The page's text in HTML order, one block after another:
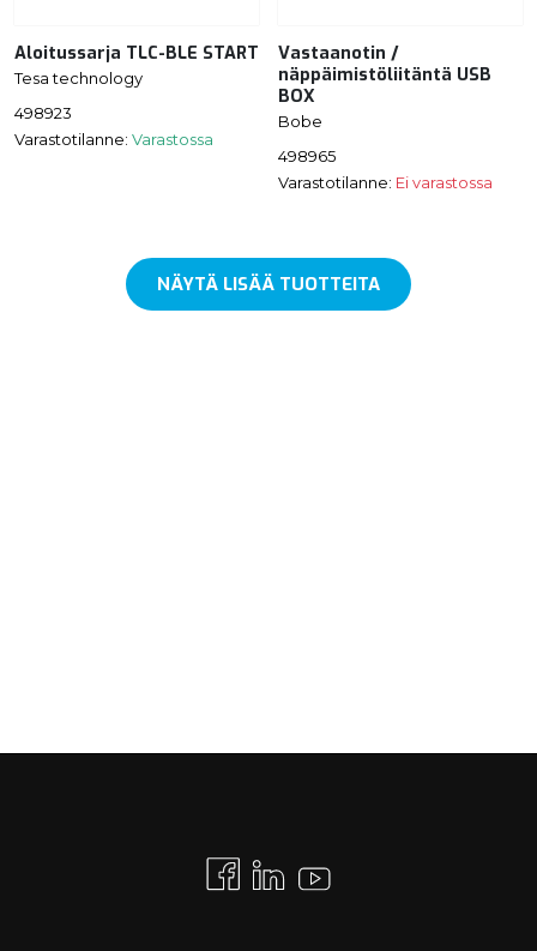
Aloitussarja TLC-BLE START
Tesa technology
498923
Varastotilanne: Varastossa
Vastaanotin /
näppäimistöliitäntä USB
BOX
Bobe
498965
Varastotilanne: Ei varastossa
NÄYTÄ LISÄÄ TUOTTEITA